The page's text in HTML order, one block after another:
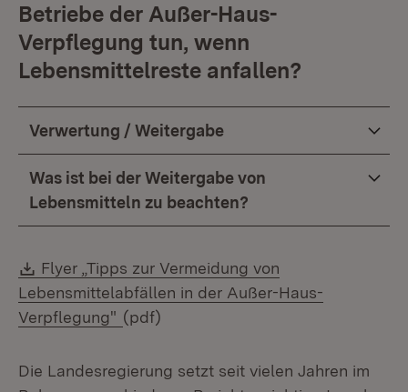
Betriebe der Außer-Haus-
Verpflegung tun, wenn
Lebensmittelreste anfallen?
Verwertung / Weitergabe
Was ist bei der Weitergabe von
Lebensmitteln zu beachten?
Download:
Flyer „Tipps zur Vermeidung von
Lebensmittelabfällen in der Außer-Haus-
Verpflegung" (Öffnet in neuem Fenster)
(pdf)
Die Landesregierung setzt seit vielen Jahren im